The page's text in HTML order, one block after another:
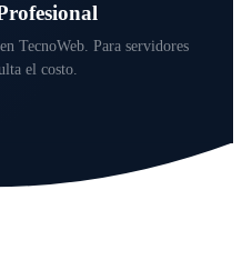
TecnoWeb. Para servidores
el costo.